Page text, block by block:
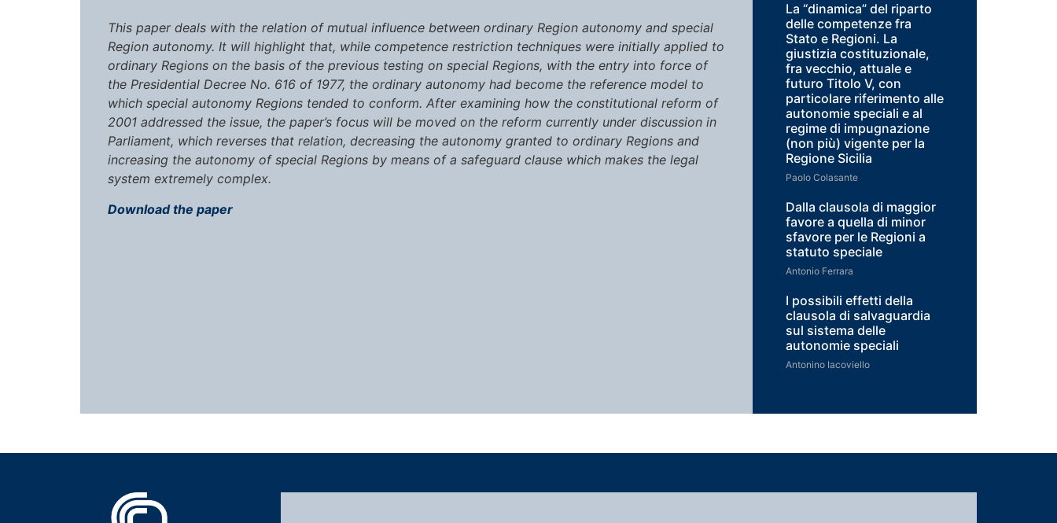
This paper deals with the relation of mutual influence between ordinary Region autonomy and special
Region autonomy. It will highlight that, while competence restriction techniques were initially applied to
ordinary Regions on the basis of the previous testing on special Regions, with the entry into force of
the Presidential Decree No. 616 of 1977, the ordinary autonomy had become the reference model to
which special autonomy Regions tended to conform. After examining how the constitutional reform of
2001 addressed the issue, the paper’s focus will be moved on the reform currently under discussion in
Parliament, which reverses that relation, decreasing the autonomy granted to ordinary Regions and
increasing the autonomy of special Regions by means of a safeguard clause which makes the legal
system extremely complex.
Download the paper
La “dinamica” del riparto
delle competenze fra
Stato e Regioni. La
giustizia costituzionale,
fra vecchio, attuale e
futuro Titolo V, con
particolare riferimento alle
autonomie speciali e al
regime di impugnazione
(non più) vigente per la
Regione Sicilia
Paolo Colasante
Dalla clausola di maggior
favore a quella di minor
sfavore per le Regioni a
statuto speciale
Antonio Ferrara
I possibili effetti della
clausola di salvaguardia
sul sistema delle
autonomie speciali
Antonino Iacoviello